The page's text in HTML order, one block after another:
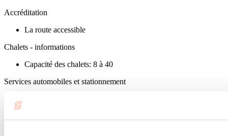
Accréditation
La route accessible
Chalets - informations
Capacité des chalets: 8 à 40
Services automobiles et stationnement